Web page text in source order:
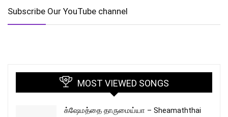
Subscribe Our YouTube channel
MOST VIEWED SONGS
க்ஷேமத்தை தாருமைய்யா – Sheamaththai